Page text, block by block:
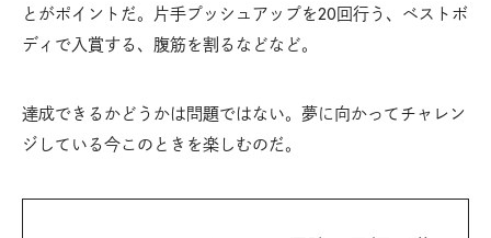
とがポイントだ。片手プッシュアップを20回行う、ベストボ
ディで入賞する、腹筋を割るなどなど。
達成できるかどうかは問題ではない。夢に向かってチャレン
ジしている今このときを楽しむのだ。